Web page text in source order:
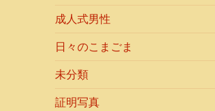
成人式男性
日々のこまごま
未分類
証明写真